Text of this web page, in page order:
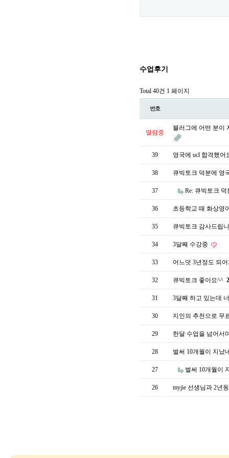
수업후기
Total 40건 1 페이지
번호
열람중
블러그에 어떤 분이
39 영국에 ucl 합격했어
38 큐빅토크 덕분에 영
37 Re: 큐빅토크
36 초등학교 때 화상영
35 큐빅토크 감사드립
34 3달째 수강중
33 어느덧 3년정도 되
32 큐빅토크 좋아요^^ 2
31 3달째 하고 있는데
30 지인의 추천으로 무
29 한달 수업을 넘어서
28 벌써 10개월이 지났
27 벌써 10개월이
26 myjie 선생님과 2년